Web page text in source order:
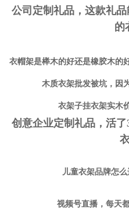
公司定制礼品，这款礼
的
衣帽架是榉木的好还是橡胶木的
木质衣架批发被坑，因
衣架子挂衣架实木
创意企业定制礼品，活
儿童衣架品牌怎
视频号直播，每天